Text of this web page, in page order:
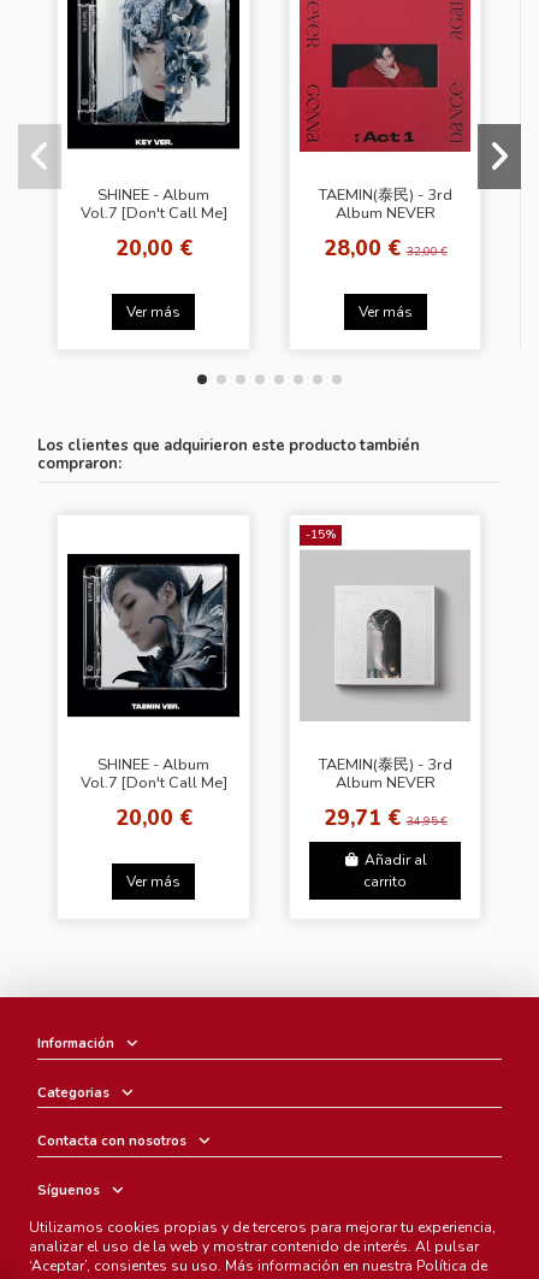
SHINEE - Album
Vol.7 [Don't Call Me]
Ver.
20,00 €
Ver más
TAEMIN(泰民) - 3rd
Album NEVER
AGAIN : ACT 1
28,00 €32,00 €
Ver más
Los clientes que adquirieron este producto también
compraron:
SHINEE - Album
Vol.7 [Don't Call Me]
Taemin Ver.
20,00 €
Ver más
-15%
TAEMIN(泰民) - 3rd
Album NEVER
AGAIN : ACT 2
[Messiah Ver.]
29,71 €34,95 €
Añadir al
carrito
Información
Categorias
Contacta con nosotros
Síguenos
Boletín
Utilizamos cookies propias y de terceros para mejorar tu experiencia,
analizar el uso de la web y mostrar contenido de interés. Al pulsar
‘Aceptar’, consientes su uso. Más información en nuestra Política de